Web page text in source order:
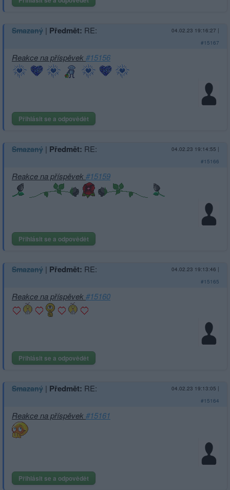
Smazaný | Předmět: RE: 04.02.23 19:16:27 |
#15167
Reakce na příspěvek#15156
Přihlásit se a odpovědět
Smazaný | Předmět: RE: 04.02.23 19:14:55 |
#15166
Reakce na příspěvek#15159
Přihlásit se a odpovědět
Smazaný | Předmět: RE: 04.02.23 19:13:46 |
#15165
Reakce na příspěvek#15160
Přihlásit se a odpovědět
Smazaný | Předmět: RE: 04.02.23 19:13:05 |
#15164
Reakce na příspěvek#15161
Přihlásit se a odpovědět